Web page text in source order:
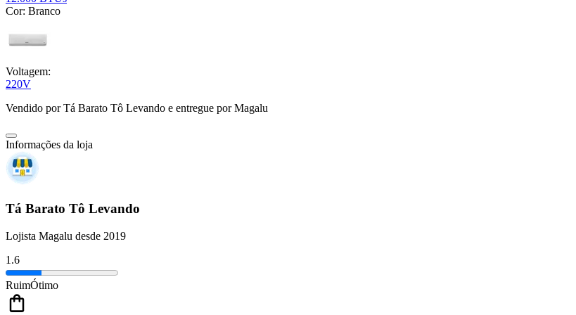
Cor: Branco
Voltagem:
220V
Vendido porTá Barato Tô Levando e entregue por Magalu
Informações da loja
Tá Barato Tô Levando
Lojista Magalu desde 2019
1.6
RuimÓtimo